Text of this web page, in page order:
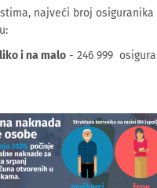
najveći broj
i na malo - 246 999